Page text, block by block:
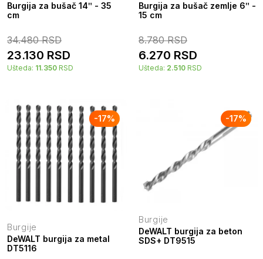
Burgija za bušač 14ʺ - 35
cm
34.480RSD
23.130 RSD
Ušteda: 11.350 RSD
Burgija za bušač zemlje 6ʺ -
15 cm
8.780RSD
6.270 RSD
Ušteda: 2.510 RSD
-17%
Burgije
DeWALT burgija za metal
DT5116
-17%
Burgije
DeWALT burgija za beton
SDS+ DT9515